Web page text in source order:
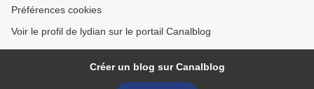
Préférences cookies
Voir le profil de lydian sur le portail Canalblog
Créer un blog sur Canalblog